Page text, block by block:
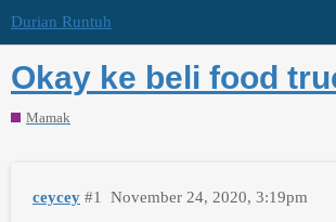
Durian Runtuh
Okay ke beli food
Mamak
ceycey November 24, 2020, 3:19pm
#1